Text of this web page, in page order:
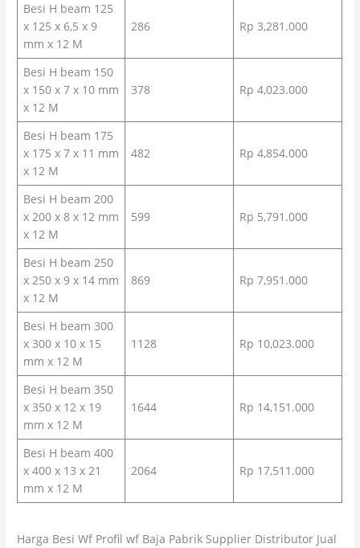
Besi H beam 125
x 125 x 6,5 x 9
mm x 12 M
286 Rp 3,281.000
Besi H beam 150
x 150 x 7 x 10 mm
x 12 M
378 Rp 4,023.000
Besi H beam 175
x 175 x 7 x 11 mm
x 12 M
482 Rp 4,854.000
Besi H beam 200
x 200 x 8 x 12 mm
x 12 M
599 Rp 5,791.000
Besi H beam 250
x 250 x 9 x 14 mm
x 12 M
869 Rp 7,951.000
Besi H beam 300
x 300 x 10 x 15
mm x 12 M
1128 Rp 10,023.000
Besi H beam 350
x 350 x 12 x 19
mm x 12 M
1644 Rp 14,151.000
Besi H beam 400
x 400 x 13 x 21
mm x 12 M
2064 Rp 17,511.000
Harga Besi Wf Profil wf Baja Pabrik Supplier Distributor Jual